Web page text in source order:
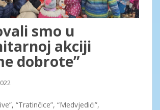
smo u
akciji
dobrote”
“Tratinčice”, “Medvjedići”,